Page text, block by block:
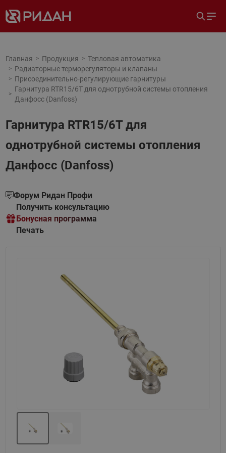
Главная Продукция
Тепловая автоматика
Радиаторные терморегуляторы и клапаны
Присоединительно-регулирующие гарнитуры
Гарнитура RTR15/6T для однотрубной системы отопления
Данфосс (Danfoss)
Гарнитура RTR15/6T для
однотрубной системы отопления
Данфосс (Danfoss)
Форум Ридан Профи
Получить консультацию
Бонусная программа
Печать